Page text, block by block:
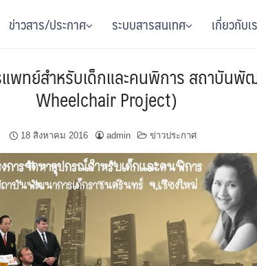
ข่าวสาร/ประกาศ ระบบสารสนเทศ เกี่ยวกับเ
พทย์สำหรับเด็กและคนพิการ สถาบันพั
Wheelchair Project)
18 สิงหาคม 2016 admin ข่าวประกาศ